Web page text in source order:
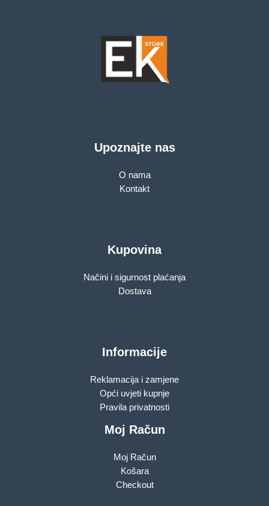
Upoznajte nas
O nama
Kontakt
Kupovina
Načini i sigurnost plaćanja
Dostava
Informacije
Reklamacija i zamjene
Opći uvjeti kupnje
Pravila privatnosti
Moj Račun
Moj Račun
Košara
Checkout